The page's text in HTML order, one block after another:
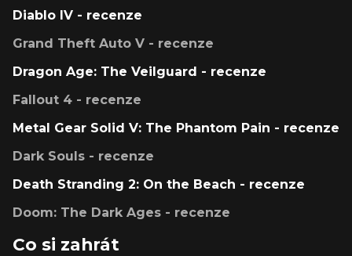
Diablo IV - recenze
Grand Theft Auto V - recenze
Dragon Age: The Veilguard - recenze
Fallout 4 - recenze
Metal Gear Solid V: The Phantom Pain - recenze
Dark Souls - recenze
Death Stranding 2: On the Beach - recenze
Doom: The Dark Ages - recenze
Co si zahrát